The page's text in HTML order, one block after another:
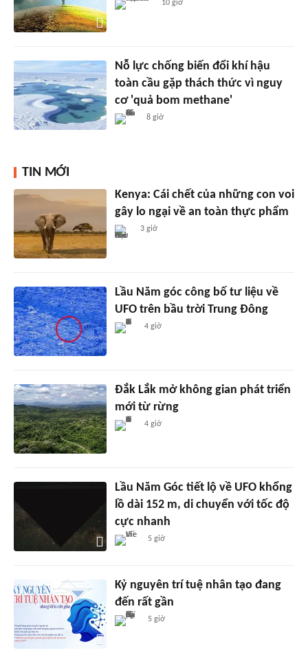
10 giờ
Nỗ lực chống biến đổi khí hậu
toàn cầu gặp thách thức vì nguy
cơ 'quả bom methane'
8 giờ
TIN MỚI
Kenya: Cái chết của những con voi
gây lo ngại về an toàn thực phẩm
3 giờ
Lầu Năm góc công bố tư liệu về
UFO trên bầu trời Trung Đông
4 giờ
Đắk Lắk mở không gian phát triển
mới từ rừng
4 giờ
Lầu Năm Góc tiết lộ về UFO khổng
lồ dài 152 m, di chuyển với tốc độ
cực nhanh
5 giờ
Kỷ nguyên trí tuệ nhân tạo đang
đến rất gần
5 giờ